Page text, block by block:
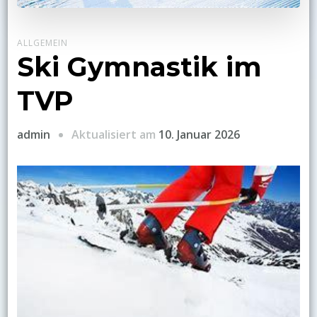
ALLGEMEIN
Ski Gymnastik im
TVP
admin Aktualisiert am 10. Januar 2026